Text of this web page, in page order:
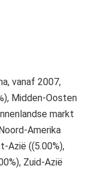
vanaf 2007,
Midden-Oosten
markt
Amerika
Azië ((5.00%),
Zuid-Azië